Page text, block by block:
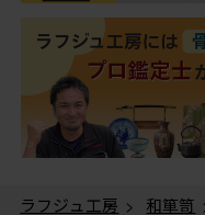
ラフジュ工房 > 和箪笥